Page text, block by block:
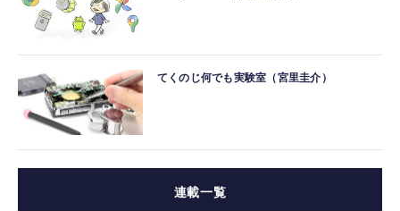
てくのじ何でも実験室（宮里圭介）
連載一覧